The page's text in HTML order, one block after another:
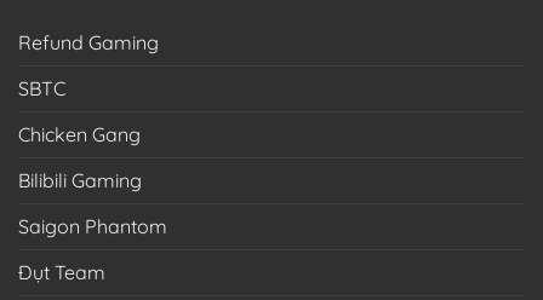
Refund Gaming
SBTC
Chicken Gang
Bilibili Gaming
Saigon Phantom
Đụt Team